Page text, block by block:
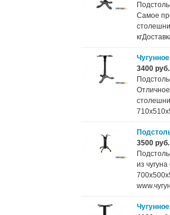
Самое
3400
3500
из